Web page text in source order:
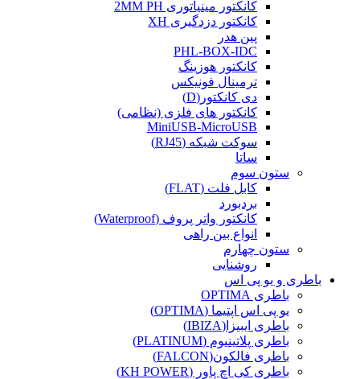
کانکتور مینیاتوری 2MM PH
کانکتور دزدگیری XH
پین هدر
PHL-BOX-IDC
کانکتور هوزینگ
ترمینال فونیکس
دی کانکتور(D)
کانکتور های فلزی (نظامی)
MiniUSB-MicroUSB
سوکت شبکه (RJ45)
ساتا
ستون سوم
کابل فلت (FLAT)
بردبورد
کانکتور واتر پروف (Waterproof)
انواع بین راهی
ستون چهارم
روشنایی
باطری و یو پی اس
باطری OPTIMA
یو پی اس اپتیما (OPTIMA)
باطری ایبیزا(IBIZA)
باطری پلاتینیوم (PLATINUM)
باطری فالکون(FALCON)
باطری کی اچ پاور (KH POWER)